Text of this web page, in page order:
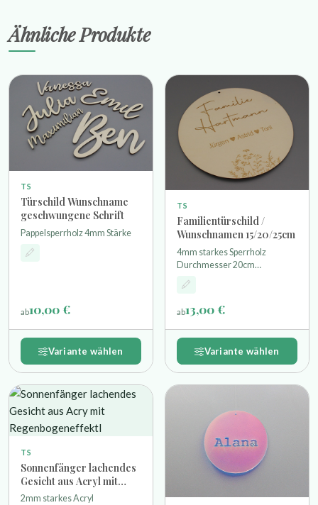
Ähnliche Produkte
TS
Türschild Wunschname
geschwungene Schrift
Pappelsperrholz 4mm Stärke
ab10,00 €
Variante wählen
TS
Familientürschild /
Wunschnamen 15/20/25cm
4mm starkes Sperrholz
Durchmesser 20cm
Familienname + Namen der
Familienmitglieder (Die Größe
Buchstaben variieren Öse
3,5mm zum aufhängen -
geeignet für Innenbereich
ab13,00 €
Variante wählen
TS
Sonnenfänger lachendes
Gesicht aus Acryl mit
Regenbogeneffekt
2mm starkes Acryl